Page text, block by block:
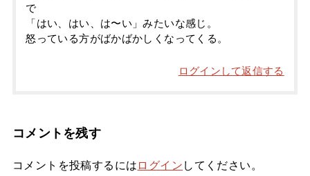
で
「はい、はい、は〜い」みたいな感じ。
怒っている方がばかばかしくなってくる。
ログインして返信する
コメントを残す
コメントを投稿するには ログイン してください。